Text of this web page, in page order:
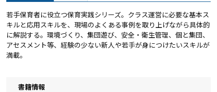
若手保育者に役立つ保育実践シリーズ。クラス運営に必要な基本ス
キルと応用スキルを、現場のよくある事例を取り上げながら具体的
に解説する。環境づくり、集団遊び、安全・衛生管理、個と集団、
アセスメント等、経験の少ない新人や若手が身につけたいスキルが
満載。
書籍情報